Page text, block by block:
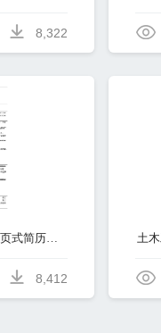
8,322
土木类岗位表格式无封面2页式简历模板免费下载
8,412